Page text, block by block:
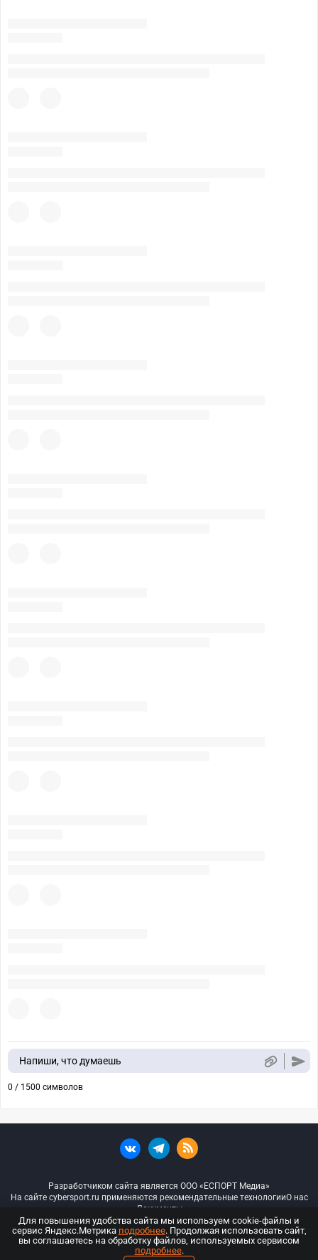
Напиши, что думаешь
0 / 1500 символов
Разработчиком сайта является ООО «ЕСПОРТ Медиа»
На сайте cybersport.ru применяются рекомендательные технологииО нас
Документы
© ООО «Киберспорт.ру» — Все права защищены
Для повышения удобства сайта мы используем cookie-файлы и
сервис Яндекс.Метрика подробнее. Продолжая использовать сайт,
вы соглашаетесь на обработку файлов, используемых сервисом
подробнее.